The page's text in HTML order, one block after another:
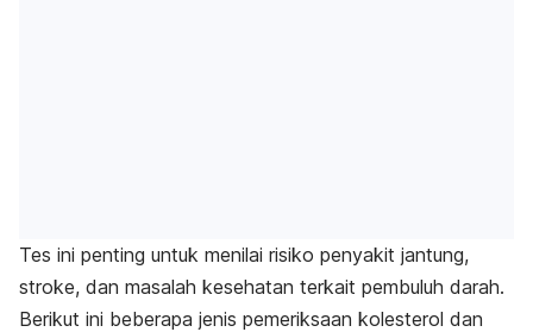
Tes ini penting untuk menilai risiko penyakit jantung,
stroke, dan masalah kesehatan terkait pembuluh darah.
Berikut ini beberapa jenis pemeriksaan kolesterol dan